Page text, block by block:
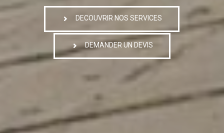
DECOUVRIR NOS SERVICES
DEMANDER UN DEVIS